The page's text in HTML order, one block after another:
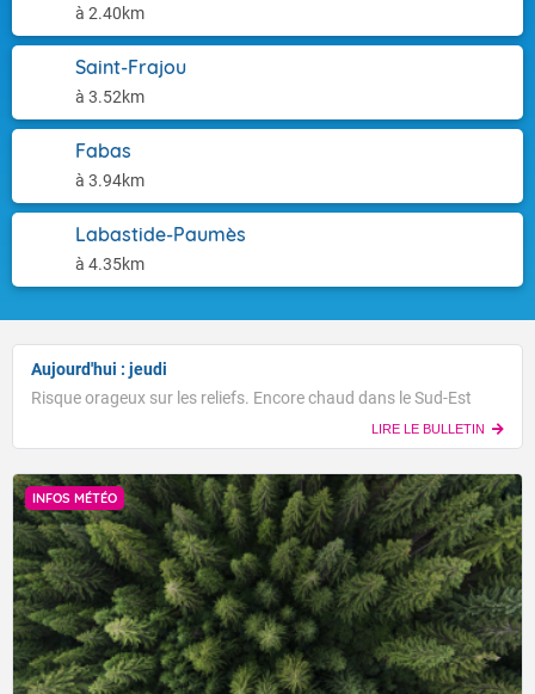
à 2.40km
Saint-Frajou
à 3.52km
Fabas
à 3.94km
Labastide-Paumès
à 4.35km
Aujourd'hui : jeudi
Risque orageux sur les reliefs. Encore chaud dans le Sud-Est
LIRE LE BULLETIN
INFOS MÉTÉO